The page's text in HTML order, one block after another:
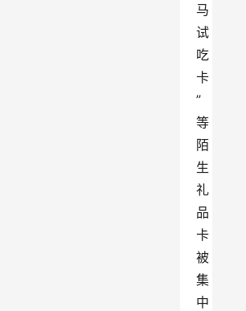
马
试
吃
卡
”
等
陌
生
礼
品
卡
被
集
中